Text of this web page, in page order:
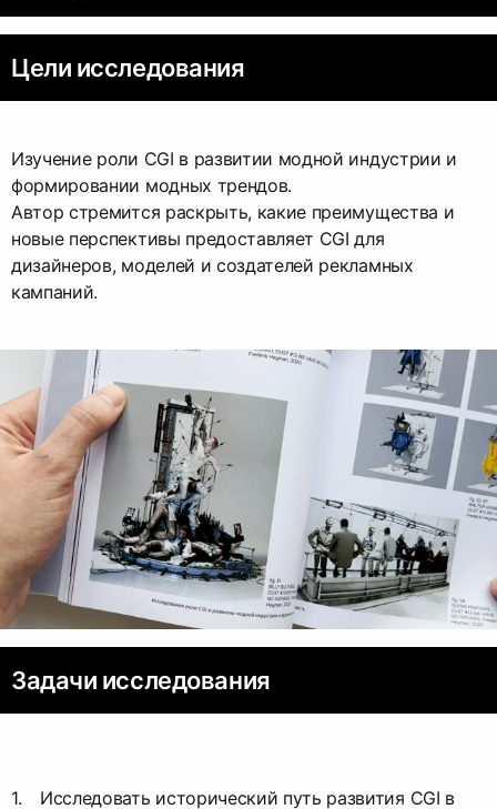
Цели исследования
Изучение роли CGI в развитии модной индустрии и
формировании модных трендов.
Автор стремится раскрыть, какие преимущества и
новые перспективы предоставляет CGI для
дизайнеров, моделей и создателей рекламных
кампаний.
Задачи исследования
Исследовать исторический путь развития CGI в